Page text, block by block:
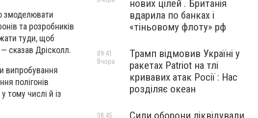
змоделювати
та розробників
туди, щоб
сказав Дрісколл.
випробування
полігонів
тому числі й із
нових цілей . Британія
вдарила по банках і
«тіньовому флоту» рф
Трамп відмовив Україні у
ракетах Patriot на тлі
кривавих атак Росії : Нас
розділяє океан
09:41
Вчора
Сили оборони ліквідували
08:45